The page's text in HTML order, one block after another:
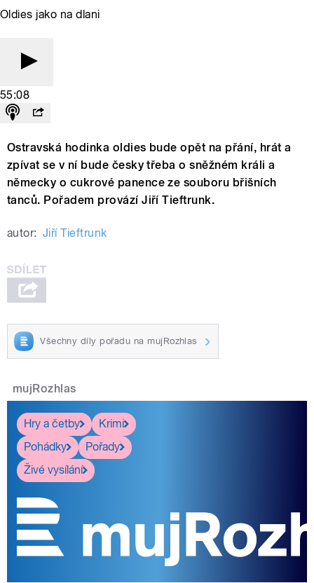
Oldies jako na dlani
55:08
Ostravská hodinka oldies bude opět na přání, hrát a
zpívat se v ní bude česky třeba o sněžném králi a
německy o cukrové panence ze souboru břišních
tanců. Pořadem provází Jiří Tieftrunk.
autor: Jiří Tieftrunk
Všechny díly pořadu na mujRozhlas
mujRozhlas
Hry a četby
Krimi
Pohádky
Pořady
Živé vysílání